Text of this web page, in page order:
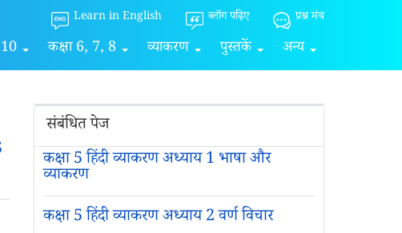
Learn in English ब्लॉग पढ़िए प्रश्न मंच
कक्षा 6, 7, 8 व्याकरण पुस्तकें अन्य
संबंधित पेज
कक्षा 5 हिंदी व्याकरण अध्याय 1 भाषा और
व्याकरण
कक्षा 5 हिंदी व्याकरण अध्याय 2 वर्ण विचार